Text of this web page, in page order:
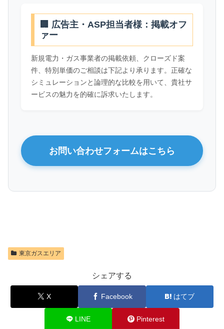
🏢 広告主・ASP担当者様：掲載オフ
ァー
新規電力・ガス事業者の掲載依頼、クローズド案
件、特別単価のご相談は下記より承ります。正確な
シミュレーションと論理的な比較を用いて、貴社サ
ービスの魅力を的確に訴求いたします。
お問い合わせフォームはこちら
東京ガスエリア
シェアする
X Facebook はてブ
LINE Pinterest